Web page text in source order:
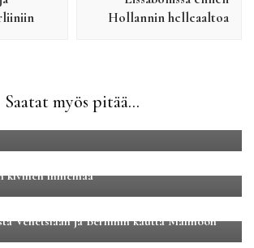
Hollannin helleaaltoa
Saatat myös pitää...
– tunnetko jo Hollannin helmen
kivinen ihmemaa
Venetsiaan ja Berliinin kautta Malmöön